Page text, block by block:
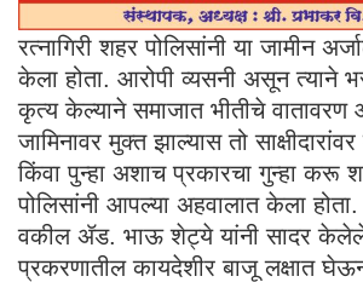
रत्नागिरी शहर पोलिसांनी या जामीन
केला होता. आरोपी व्यसनी असून त्याने
कृत्य केल्याने समाजात भीतीचे
जामिनावर मुक्त झाल्यास तो
किंवा पुन्हा अशाच प्रकारचा गुन्हा करू
पोलिसांनी आपल्या अहवालात केला
वकील ॲड. भाऊ शेट्ये यांनी सादर
प्रकरणातील कायदेशीर बाजू लक्षात